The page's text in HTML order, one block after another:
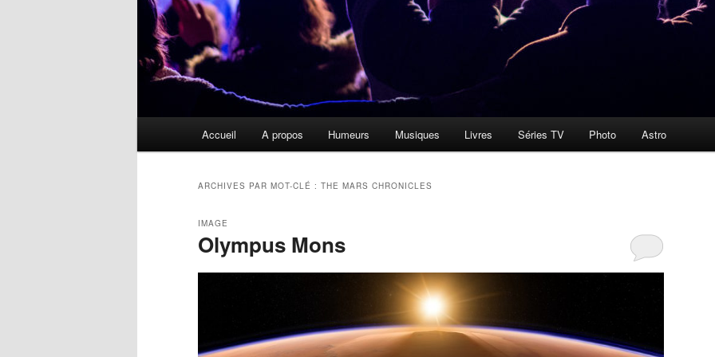
Accueil A propos Humeurs Musiques Livres Séries TV Photo Astro
ARCHIVES PAR MOT-CLÉ : THE MARS CHRONICLES
Olympus Mons
IMAGE